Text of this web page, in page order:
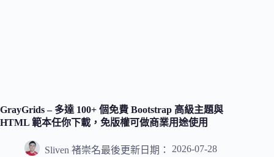
GrayGrids – 多達 100+ 個免費 Bootstrap 高級主題與
HTML 範本任你下載，免版權可做商業用途使用
Sliven 褚崇名最後更新日期：
2026-07-28